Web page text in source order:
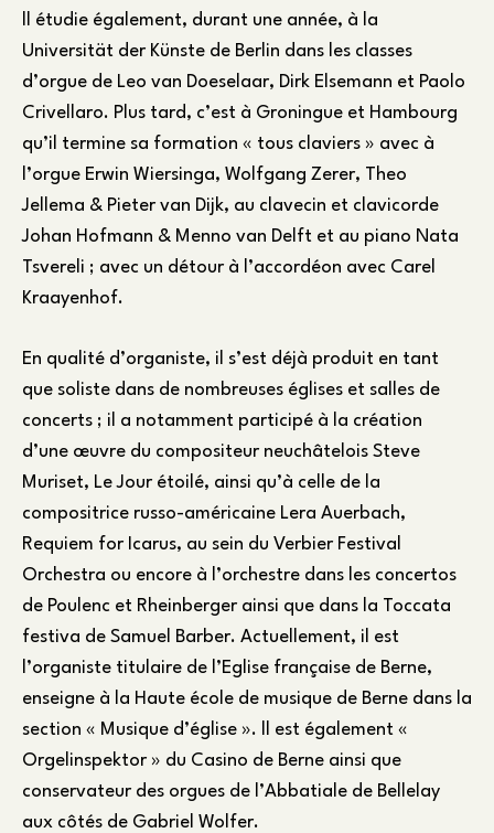
ll étudie également, durant une année, à la
Universität der Künste de Berlin dans les classes
d’orgue de Leo van Doeselaar, Dirk Elsemann et Paolo
Crivellaro. Plus tard, c’est à Groningue et Hambourg
qu’il termine sa formation « tous claviers » avec à
l’orgue Erwin Wiersinga, Wolfgang Zerer, Theo
Jellema & Pieter van Dijk, au clavecin et clavicorde
Johan Hofmann & Menno van Delft et au piano Nata
Tsvereli ; avec un détour à l’accordéon avec Carel
Kraayenhof.
En qualité d’organiste, il s’est déjà produit en tant
que soliste dans de nombreuses églises et salles de
concerts ; il a notamment participé à la création
d’une œuvre du compositeur neuchâtelois Steve
Muriset, Le Jour étoilé, ainsi qu’à celle de la
compositrice russo-américaine Lera Auerbach,
Requiem for Icarus, au sein du Verbier Festival
Orchestra ou encore à l’orchestre dans les concertos
de Poulenc et Rheinberger ainsi que dans la Toccata
festiva de Samuel Barber. Actuellement, il est
l’organiste titulaire de l’Eglise française de Berne,
enseigne à la Haute école de musique de Berne dans la
section « Musique d’église ». ll est également «
Orgelinspektor » du Casino de Berne ainsi que
conservateur des orgues de l’Abbatiale de Bellelay
aux côtés de Gabriel Wolfer.